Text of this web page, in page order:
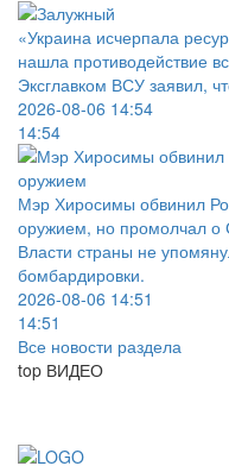
«Украина исчерпала
нашла противодействие
Эксглавком ВСУ заявил,
2026-08-06 14:54
14:54
Мэр Хиросимы обвинил
оружием, но промолчал
Власти страны не
бомбардировки.
2026-08-06 14:51
14:51
Все новости раздела
top ВИДЕО